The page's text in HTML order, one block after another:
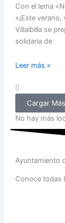
Con el lema
«¡Este
Villalbilla se
solidaria de
Leer más »
Cargar Más
No hay más
Ayuntamiento
Conoce todas